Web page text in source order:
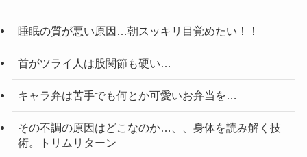
睡眠の質が悪い原因…朝スッキリ目覚めたい！！
首がツライ人は股関節も硬い…
キャラ弁は苦手でも何とか可愛いお弁当を…
その不調の原因はどこなのか…、、身体を読み解く技
術。トリムリターン